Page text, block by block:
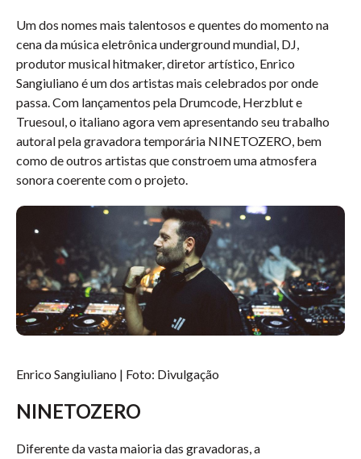
Um dos nomes mais talentosos e quentes do momento na
cena da música eletrônica underground mundial, DJ,
produtor musical hitmaker, diretor artístico, Enrico
Sangiuliano é um dos artistas mais celebrados por onde
passa. Com lançamentos pela Drumcode, Herzblut e
Truesoul, o italiano agora vem apresentando seu trabalho
autoral pela gravadora temporária NINETOZERO, bem
como de outros artistas que constroem uma atmosfera
sonora coerente com o projeto.
Enrico Sangiuliano | Foto: Divulgação
NINETOZERO
Diferente da vasta maioria das gravadoras, a